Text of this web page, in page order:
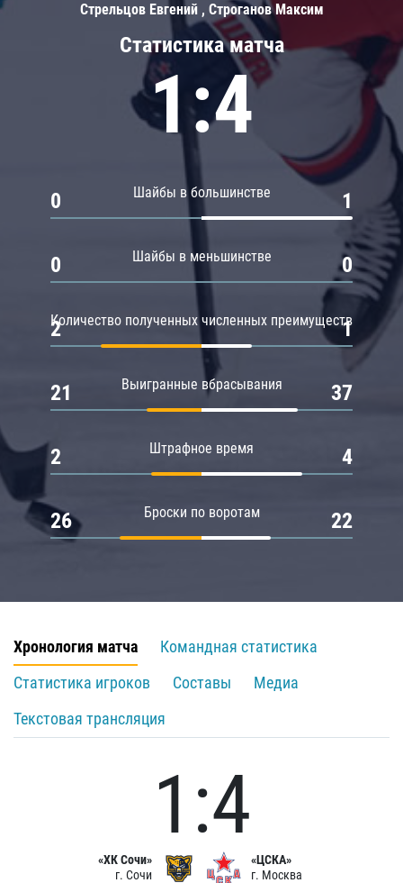
Статистика матча
1:4
Шайбы в большинстве
0 1
Шайбы в меньшинстве
0 0
Количество полученных численных преимуществ
2 1
Выигранные вбрасывания
21 37
Штрафное время
2 4
Броски по воротам
26 22
Стрельцов Евгений , Строганов Максим
Хронология матча
Командная статистика
Статистика игроков
Составы
Медиа
Текстовая трансляция
«ХК Сочи»
г. Сочи
1:4
«ЦСКА»
г. Москва